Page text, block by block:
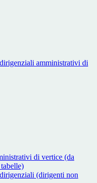
amministrativi di
di vertice (da
(dirigenti non